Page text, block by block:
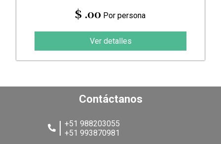
$ .00 Por persona
Ver detalles
Contáctanos
+51 988203055
+51 993870981